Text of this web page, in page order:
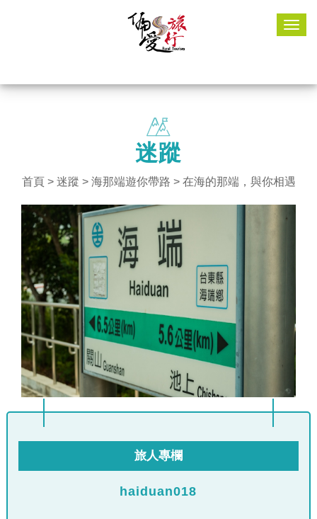
迷蹤
首頁> 迷蹤 > 海那端遊你帶路 > 在海的那端，與你相遇
旅人專欄
haiduan018